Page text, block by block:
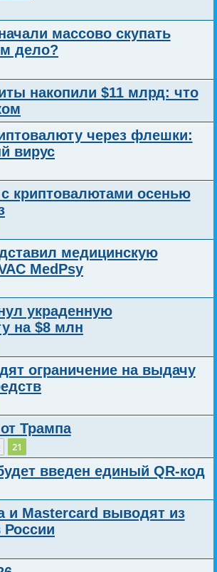
массово скупать
дело?
накопили $11 млрд: что
через флешки:
вирус
криптовалютами осенью
медицинскую
MedPsy
украденную
на $8 млн
ограничение на выдачу
Трампа
21
введен единый QR-код
и Mastercard выводят из